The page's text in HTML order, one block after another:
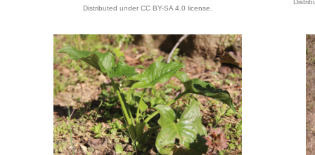
Distributed under CC BY-SA 4.0 license.